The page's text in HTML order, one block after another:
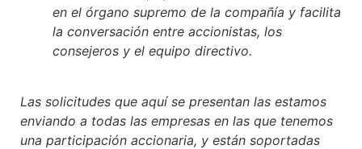
en el órgano supremo de la compañía y facilita
la conversación entre accionistas, los
consejeros y el equipo directivo.
Las solicitudes que aquí se presentan las estamos
enviando a todas las empresas en las que tenemos
una participación accionaria, y están soportadas